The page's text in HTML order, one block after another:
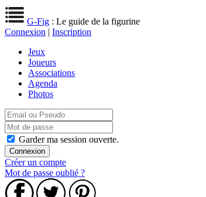
G-Fig : Le guide de la figurine
Connexion | Inscription
Jeux
Joueurs
Associations
Agenda
Photos
Garder ma session ouverte.
Créer un compte
Mot de passe oublié ?